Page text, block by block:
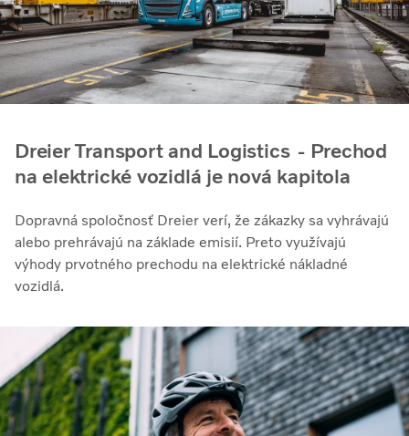
Dreier Transport and Logistics - Prechod
na elektrické vozidlá je nová kapitola
Dopravná spoločnosť Dreier verí, že zákazky sa vyhrávajú
alebo prehrávajú na základe emisií. Preto využívajú
výhody prvotného prechodu na elektrické nákladné
vozidlá.